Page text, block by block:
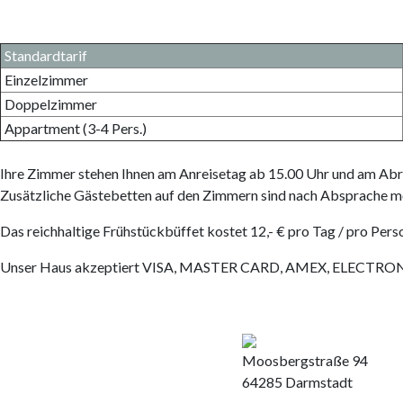
Standardtarif
Einzelzimmer
Doppelzimmer
Appartment (3-4 Pers.)
Ihre Zimmer stehen Ihnen am Anreisetag ab 15.00 Uhr und am
Zusätzliche Gästebetten auf den Zimmern sind nach Absprache
Das reichhaltige Frühstückbüffet kostet 12,- € pro Tag / pro
Unser Haus akzeptiert VISA, MASTER CARD, AMEX,
Moosbergstraße 94
64285 Darmstadt